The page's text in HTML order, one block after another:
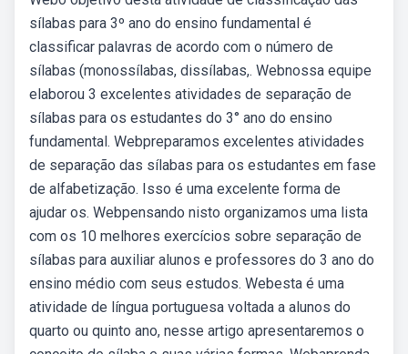
sílabas para 3º ano do ensino fundamental é
classificar palavras de acordo com o número de
sílabas (monossílabas, dissílabas,. Webnossa equipe
elaborou 3 excelentes atividades de separação de
sílabas para os estudantes do 3° ano do ensino
fundamental. Webpreparamos excelentes atividades
de separação das sílabas para os estudantes em fase
de alfabetização. Isso é uma excelente forma de
ajudar os. Webpensando nisto organizamos uma lista
com os 10 melhores exercícios sobre separação de
sílabas para auxiliar alunos e professores do 3 ano do
ensino médio com seus estudos. Webesta é uma
atividade de língua portuguesa voltada a alunos do
quarto ou quinto ano, nesse artigo apresentaremos o